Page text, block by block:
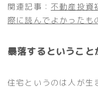
関連記事： 不動産投資
際に読んでよかったも
暴落するということ
住宅というのは人が生